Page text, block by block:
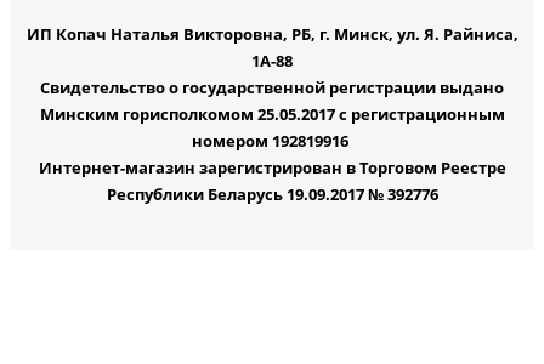
ИП Копач Наталья Викторовна, РБ, г. Минск, ул. Я. Райниса,
1А-88
Свидетельство о государственной регистрации выдано
Минским горисполкомом 25.05.2017 с регистрационным
номером 192819916
Интернет-магазин зарегистрирован в Торговом Реестре
Республики Беларусь 19.09.2017 № 392776